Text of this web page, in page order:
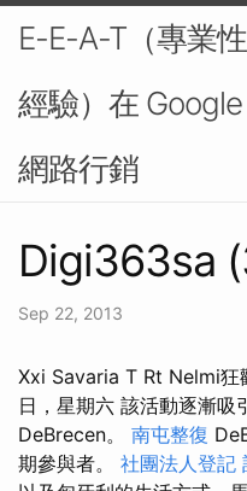
E-E-A-T（專業
經驗）在
網路行銷
Digi363sa
Sep 22, 2013
Xxi Savaria T Rt Nelmi
日，星期六 該活動逐漸吸
DeBrecen。 南屯整復
期參與者。 社團法人登記